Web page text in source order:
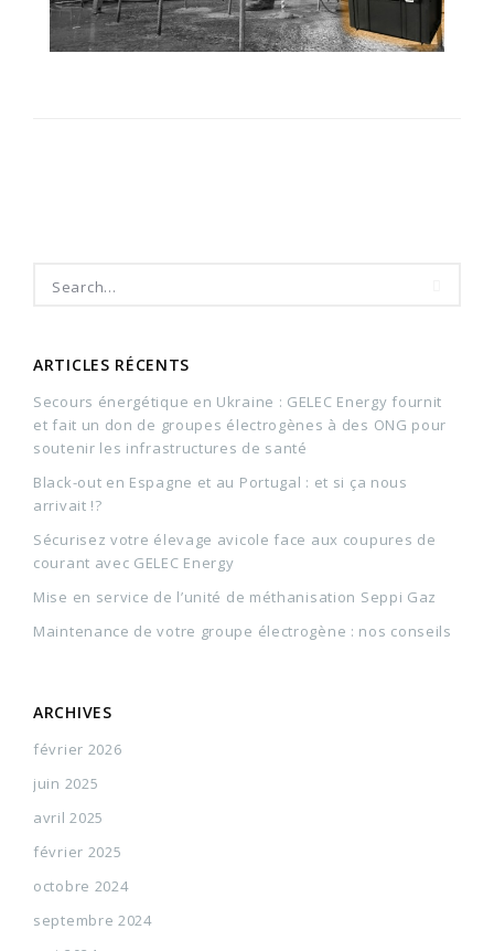
ARTICLES RÉCENTS
Secours énergétique en Ukraine : GELEC Energy fournit
et fait un don de groupes électrogènes à des ONG pour
soutenir les infrastructures de santé
Black-out en Espagne et au Portugal : et si ça nous
arrivait !?
Sécurisez votre élevage avicole face aux coupures de
courant avec GELEC Energy
Mise en service de l’unité de méthanisation Seppi Gaz
Maintenance de votre groupe électrogène : nos conseils
ARCHIVES
février 2026
juin 2025
avril 2025
février 2025
octobre 2024
septembre 2024